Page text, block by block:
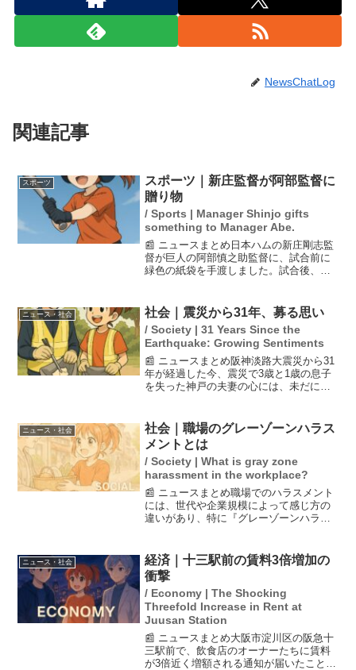
NewsChatLog
関連記事
スポーツ
スポーツ｜新庄監督が阿部監督に
贈り物
/ Sports | Manager Shinjo gifts
something to Manager Abe.
📰 ニュースまとめ日本ハムの新庄剛志監
督が巨人の阿部慎之助監督に、試合前に
緑色の紙袋を手渡しました。試合後、新
しであることを明かしました。このやり
取りは、野球界の友情や...
ニュース・社会 社会｜震災から31年、募る思い
/ Society | 31 Years Since the
Earthquake: Growing Sentiments
📰 ニュースまとめ阪神淡路大震災から31
年が経過した今、震災で3歳と1歳の息子
を失った神戸の夫妻の心には、未だに癒
思いを語り、「決して忘れない」と誓う
姿が見られました...
ニュース・社会
社会｜職場のグレーゾーンハラス
メントとは
/ Society | What is gray zone
harassment in the workplace?
📰 ニュースまとめ職場でのハラスメント
には、世代や企業規模によって感じ方の
違いがあり、特に『グレーゾーンハラス
が椅子の上着を直す行為がセクハラと受
け取られることもありま...
ニュース・社会
経済｜十三駅前の賃料3倍増加の
衝撃
/ Economy | The Shocking
Threefold Increase in Rent at
Juusan Station
📰 ニュースまとめ大阪市淀川区の阪急十
三駅前で、飲食店のオーナーたちに賃料
が3倍近く増額される通知が届いたことが